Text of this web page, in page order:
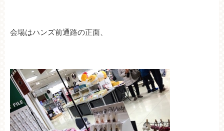
会場はハンズ前通路の正面、